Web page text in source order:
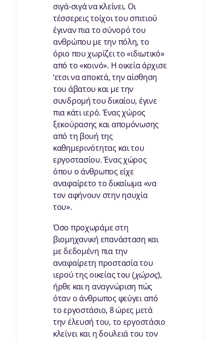
σιγά-σιγά να κλείνει. Οι
τέσσερεις τοίχοι του σπιτιού
έγιναν πια το σύνορό του
ανθρώπου με την πόλη, το
όριο που χωρίζει το «ιδιωτικό»
από το «κοινό». Η οικεία άρχισε
‘ετσι να αποκτά, την αίσθηση
του άβατου και με την
συνδρομή του δικαίου, έγινε
πια κάτι ιερό. Ένας χώρος
ξεκούρασης και απομόνωσης
από τη βουή της
καθημερινότητας και του
εργοστασίου. Ένας χώρος
όπου ο άνθρωπος είχε
αναφαίρετο το δικαίωμα «να
τον αφήνουν στην ησυχία
του».
Όσο προχωράμε στη
βιομηχανική επανάσταση και
με δεδομένη πια την
αναφαίρετη προστασία του
ιερού της οικείας του (χώρος),
ήρθε και η αναγνώριση πώς
όταν ο άνθρωπος φεύγει από
το εργοστάσιο, 8 ώρες μετά
την έλευσή του, το εργοστάσιο
κλείνει και η δουλειά του τον